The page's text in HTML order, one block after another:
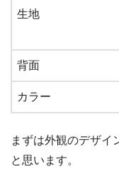
生地
背面
カラー
まずは外観のデザイ
と思います。